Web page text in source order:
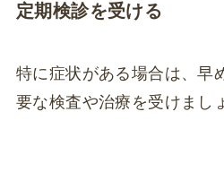
定期検診を受ける
特に症状がある場合は、早
要な検査や治療を受けまし